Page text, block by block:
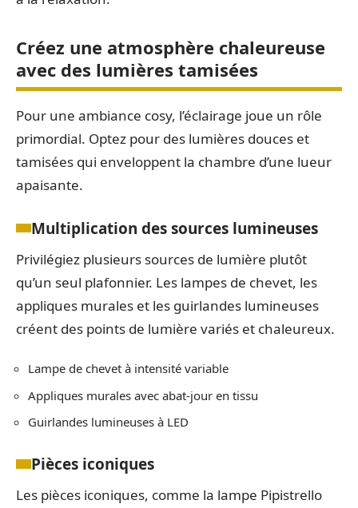
Créez une atmosphère chaleureuse
avec des lumières tamisées
Pour une ambiance cosy, l’éclairage joue un rôle
primordial. Optez pour des lumières douces et
tamisées qui enveloppent la chambre d’une lueur
apaisante.
Multiplication des sources lumineuses
Privilégiez plusieurs sources de lumière plutôt
qu’un seul plafonnier. Les lampes de chevet, les
appliques murales et les guirlandes lumineuses
créent des points de lumière variés et chaleureux.
Lampe de chevet à intensité variable
Appliques murales avec abat-jour en tissu
Guirlandes lumineuses à LED
Pièces iconiques
Les pièces iconiques, comme la lampe Pipistrello